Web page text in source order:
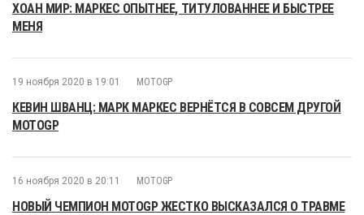
ХОАН МИР: МАРКЕС ОПЫТНЕЕ, ТИТУЛОВАННЕЕ И БЫСТРЕЕ
МЕНЯ
19 ноября 2020 в 19:01 MOTOGP
КЕВИН ШВАНЦ: МАРК МАРКЕС ВЕРНЁТСЯ В СОВСЕМ ДРУГОЙ
MOTOGP
16 ноября 2020 в 20:11 MOTOGP
НОВЫЙ ЧЕМПИОН MOTOGP ЖЕСТКО ВЫСКАЗАЛСЯ О ТРАВМЕ